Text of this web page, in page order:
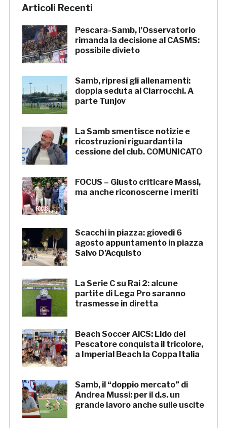
Articoli Recenti
Pescara-Samb, l’Osservatorio
rimanda la decisione al CASMS:
possibile divieto
Samb, ripresi gli allenamenti:
doppia seduta al Ciarrocchi. A
parte Tunjov
La Samb smentisce notizie e
ricostruzioni riguardanti la
cessione del club. COMUNICATO
FOCUS – Giusto criticare Massi,
ma anche riconoscerne i meriti
Scacchi in piazza: giovedì 6
agosto appuntamento in piazza
Salvo D’Acquisto
La Serie C su Rai 2: alcune
partite di Lega Pro saranno
trasmesse in diretta
Beach Soccer AiCS: Lido del
Pescatore conquista il tricolore,
a Imperial Beach la Coppa Italia
Samb, il “doppio mercato” di
Andrea Mussi: per il d.s. un
grande lavoro anche sulle uscite